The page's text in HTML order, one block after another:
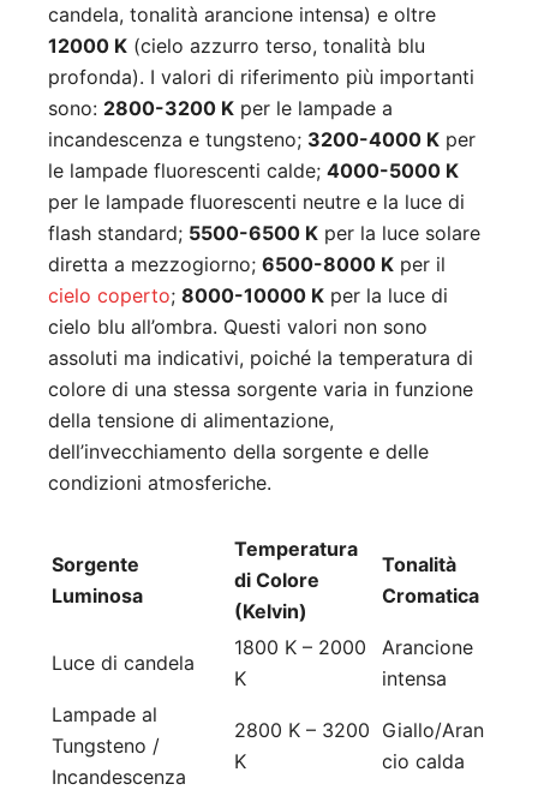
candela, tonalità arancione intensa) e oltre
12000 K (cielo azzurro terso, tonalità blu
profonda). I valori di riferimento più importanti
sono: 2800-3200 K per le lampade a
incandescenza e tungsteno; 3200-4000 K per
le lampade fluorescenti calde; 4000-5000 K
per le lampade fluorescenti neutre e la luce di
flash standard; 5500-6500 K per la luce solare
diretta a mezzogiorno; 6500-8000 K per il
cielo coperto; 8000-10000 K per la luce di
cielo blu all’ombra. Questi valori non sono
assoluti ma indicativi, poiché la temperatura di
colore di una stessa sorgente varia in funzione
della tensione di alimentazione,
dell’invecchiamento della sorgente e delle
condizioni atmosferiche.
Sorgente
Luminosa
Temperatura
di Colore
(Kelvin)
Tonalità
Cromatica
Luce di candela
1800 K – 2000
K
Arancione
intensa
Lampade al
Tungsteno /
Incandescenza
2800 K – 3200
K
Giallo/Aran
cio calda